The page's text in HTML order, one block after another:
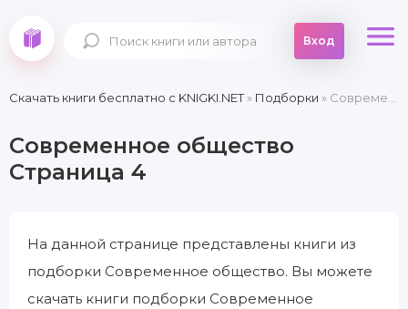
Вход
Скачать книги бесплатно c KNIGKI.NET» Подборки » Современное общество » Страница 4
Современное общество
Страница 4
На данной странице представлены книги из
подборки Современное общество. Вы можете
скачать книги подборки Современное